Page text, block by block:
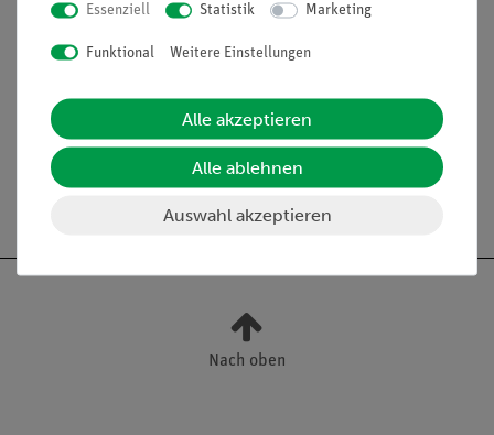
Media / Downloads
Nach oben
Essenziell Statistik Marketing
Funktional Weitere Einstellungen
Alle akzeptieren
Alle ablehnen
Auswahl akzeptieren